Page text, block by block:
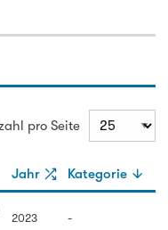
pro Seite
Jahr Kategorie
2023 -